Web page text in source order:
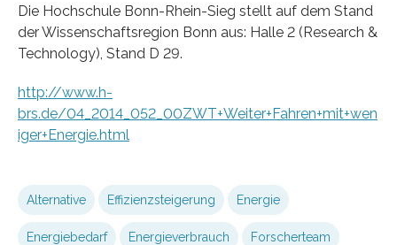
Die Hochschule Bonn-Rhein-Sieg stellt auf dem Stand
der Wissenschaftsregion Bonn aus: Halle 2 (Research &
Technology), Stand D 29.
http://www.h-
brs.de/04_2014_052_00ZWT+Weiter+Fahren+mit+wen
iger+Energie.html
Alternative Effizienzsteigerung Energie
Energiebedarf Energieverbrauch Forscherteam